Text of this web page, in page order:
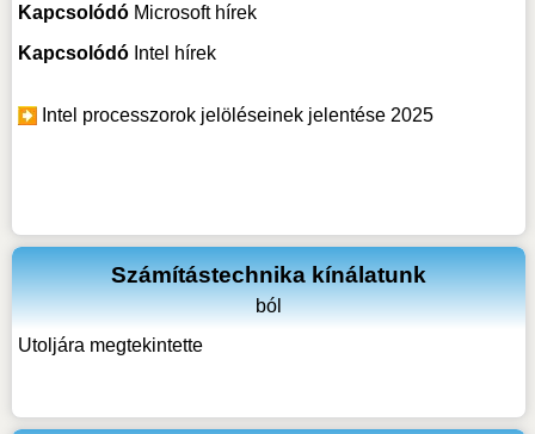
Kapcsolódó Microsoft hírek
Kapcsolódó Intel hírek
Intel processzorok jelöléseinek jelentése 2025
Számítástechnika kínálatunk
ból
Utoljára megtekintette